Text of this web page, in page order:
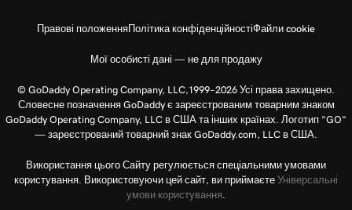
Правові положенняПолітика конфіденційностіФайли cookie
Мої особисті дані — не для продажу
© GoDaddy Operating Company, LLC,1999–2026 Усі права захищено.
Словесне позначення GoDaddy є зареєстрованим товарним знаком
GoDaddy Operating Company, LLC в США та інших країнах. Логотип "GO"
— зареєстрований товарний знак GoDaddy.com, LLC в США.
Використання цього Сайту регулюється спеціальними умовами
користування. Використовуючи цей сайт, ви приймаєте Універсальні
умови користування.